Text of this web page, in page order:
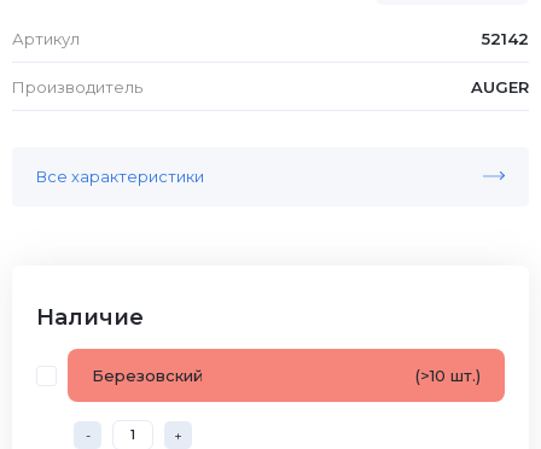
Артикул 52142
Производитель AUGER
Все характеристики
Наличие
Березовский (>10 шт.)
- +